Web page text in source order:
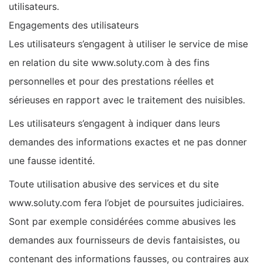
utilisateurs.
Engagements des utilisateurs
Les utilisateurs s’engagent à utiliser le service de mise
en relation du site www.soluty.com à des fins
personnelles et pour des prestations réelles et
sérieuses en rapport avec le traitement des nuisibles.
Les utilisateurs s’engagent à indiquer dans leurs
demandes des informations exactes et ne pas donner
une fausse identité.
Toute utilisation abusive des services et du site
www.soluty.com fera l’objet de poursuites judiciaires.
Sont par exemple considérées comme abusives les
demandes aux fournisseurs de devis fantaisistes, ou
contenant des informations fausses, ou contraires aux